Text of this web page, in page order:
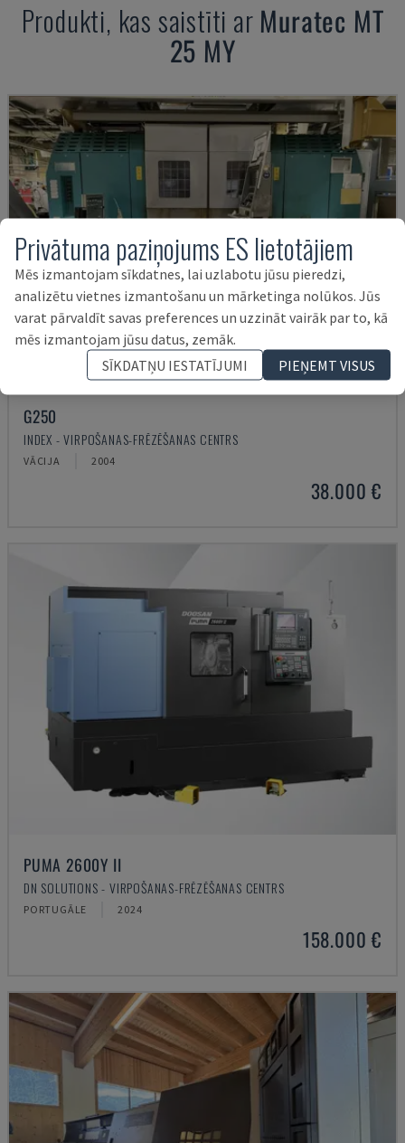
Produkti, kas saistīti ar Muratec MT
25 MY
G250
INDEX - VIRPOŠANAS-FRĒZĒŠANAS CENTRS
VĀCIJA 2004
38.000 €
PUMA 2600Y II
DN SOLUTIONS - VIRPOŠANAS-FRĒZĒŠANAS CENTRS
PORTUGĀLE 2024
158.000 €
Privātuma paziņojums ES lietotājiem
Mēs izmantojam sīkdatnes, lai uzlabotu jūsu pieredzi,
analizētu vietnes izmantošanu un mārketinga nolūkos. Jūs
varat pārvaldīt savas preferences un uzzināt vairāk par to, kā
mēs izmantojam jūsu datus, zemāk.
SĪKDATŅU IESTATĪJUMI
PIEŅEMT VISUS